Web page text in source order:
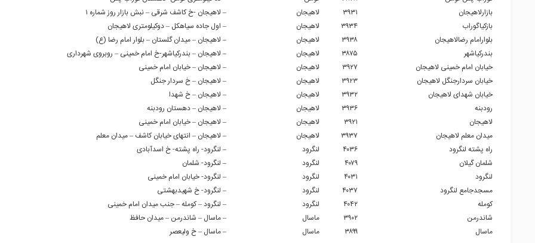
بازارلاهیجان
۳۹۳۱ لاهیجان
– لاهیجان -خ کاشف شرقی – نبش بازار روز شماره ۱
بازکیاگوراب
۳۹۳۴ لاهیجان
– اول جاده سیاهکل – دوکیلومتری لاهیجان
بلوارامام رضالاهیجان
۳۹۳۸ لاهیجان
– لاهیجان – میدان گلستان – بلوار امام رضا (ع)
بندرکیاشهر
۳۸۷۵ لاهیجان
– لاهیجان – بندرکیاشهر-خ امام خمینی – روبروی شهرداری
خیابان امام خمینی لاهیجان
۳۹۲۷ لاهیجان
– لاهیجان – خیابان امام خمینی
خیابان سردارجنگل لاهیجان
۳۹۲۳ لاهیجان
– لاهیجان – خ سردار جنگل
خیابان شهدای لاهیجان
۳۹۳۲ لاهیجان
– لاهیجان – خ شهدا
رودبنه
۳۹۳۶ لاهیجان
– لاهیجان – دهستان رودبنه
لاهیجان
۳۹۲۱ لاهیجان
– لاهیجان – خیابان امام خمینی
میدان معلم لاهیجان
۳۹۳۷ لاهیجان
– لاهیجان – انتهای خیابان کاشف – میدان معلم
راه پشته لنگرود
۴۰۳۶ لنگرود
– لنگرود- راه پشته- خ اسدآبادی
شلمان گیلان
۴۰۷۹ لنگرود
– لنگرود- شلمان
لنگرود
۴۰۳۱ لنگرود
– لنگرود- خیابان امام خمینی
مسجدجامع لنگرود
۴۰۳۷ لنگرود
– لنگرود- خ شهیدبهشتی
کومله
۴۰۴۲ لنگرود
– لنگرود – کومله – جنب میدان امام خمینی
شاندرمن
۳۹۰۲ ماسال
– ماسال – شاندرمن – میدان حافظ
ماسال
۳۸۹۹ ماسال – ماسال – خ ولیعصر